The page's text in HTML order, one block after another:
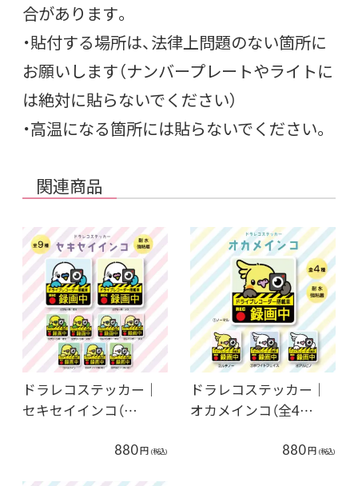
合があります。
・貼付する場所は、法律上問題のない箇所に
お願いします（ナンバープレートやライトに
は絶対に貼らないでください）
・高温になる箇所には貼らないでください。
関連商品
ドラレコステッカー｜
セキセイインコ（…
880円 (税込)
ドラレコステッカー｜
オカメインコ（全4…
880円 (税込)